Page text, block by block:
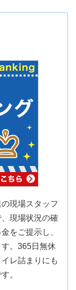
現場スタッフ
現場状況の確
をご提示し、
す。365日無休
レ詰まりにも
。